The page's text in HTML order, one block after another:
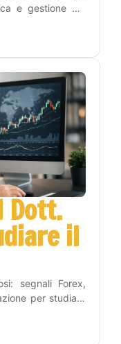
e gestione del
Dott.
il
segnali Forex,
per studiare